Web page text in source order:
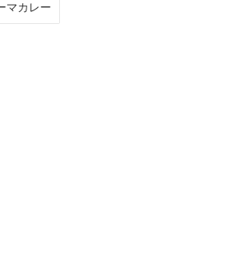
マカレー